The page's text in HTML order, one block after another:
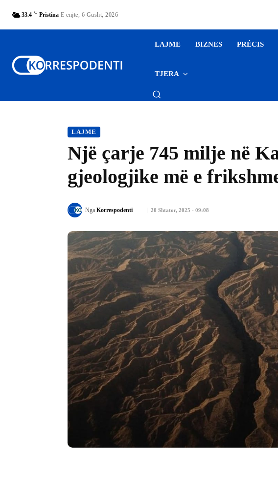
33.4 C Pristina E enjte, 6 Gusht, 2026
LAJME BIZNES PRÉCIS
TJERA
LAJME
Një çarje 745 milje në
gjeologjike më e
20 Shtator, 2025 - 09:08
Nga Korrespodenti